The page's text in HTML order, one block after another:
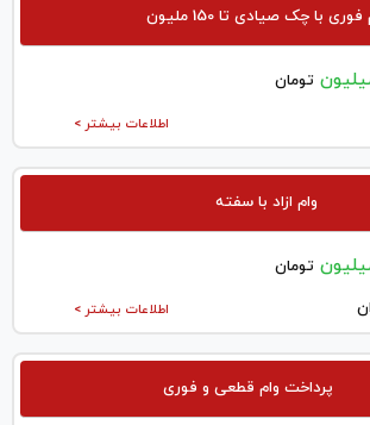
فوری با چک صیادی تا 150 ملیون
تومان
اطلاعات بیشتر >
وام ازاد با سفته
تومان
اطلاعات بیشتر >
پرداخت وام قطعی و فوری